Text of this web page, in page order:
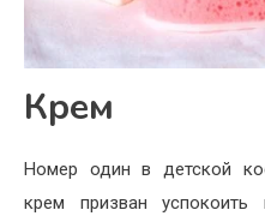
Крем
Номер один в детской
крем призван